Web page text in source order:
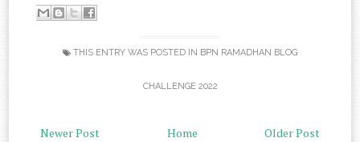
THIS ENTRY WAS POSTED IN BPN RAMADHAN BLOG
CHALLENGE 2022
Newer Post Older Post
Home